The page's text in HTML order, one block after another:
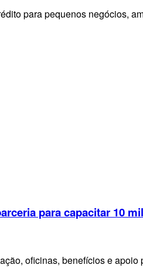
para pequenos negócios,
para capacitar 10
oficinas, benefícios e